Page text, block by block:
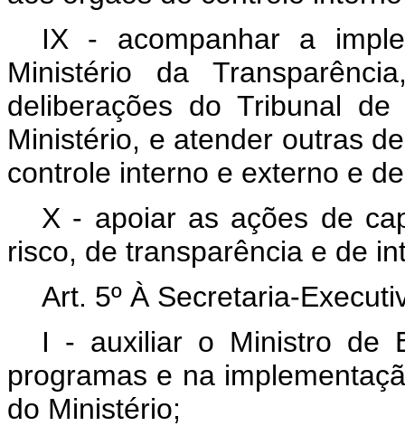
IX - acompanhar a
Ministério da
deliberações do Tribunal
Ministério, e atender outras
controle interno e externo e
X - apoiar as ações de
risco, de transparência e de
Art. 5º À Secretaria-
I - auxiliar o Ministro de
programas e na
do Ministério;